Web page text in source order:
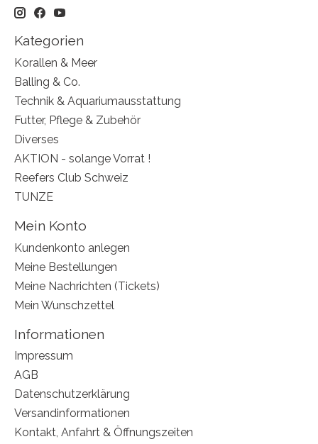
Kategorien
Korallen & Meer
Balling & Co.
Technik & Aquariumausstattung
Futter, Pflege & Zubehör
Diverses
AKTION - solange Vorrat !
Reefers Club Schweiz
TUNZE
Mein Konto
Kundenkonto anlegen
Meine Bestellungen
Meine Nachrichten (Tickets)
Mein Wunschzettel
Informationen
Impressum
AGB
Datenschutzerklärung
Versandinformationen
Kontakt, Anfahrt & Öffnungszeiten